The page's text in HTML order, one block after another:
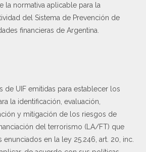
la normativa aplicable para la
del Sistema de Prevención de
financieras de Argentina.
de UIF emitidas para establecer los
la identificación, evaluación,
y mitigación de los riesgos de
del terrorismo (LA/FT) que
enunciados en la ley 25.246, art. 20, inc.